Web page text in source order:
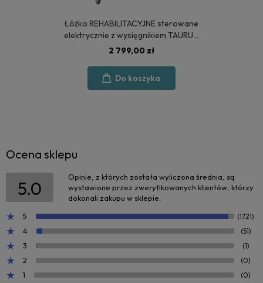
Łóżko REHABILITACYJNE sterowane
elektrycznie z wysięgnikiem TAURUS
2 - POLSKA PRODUKCJA
2 799,00 zł
Do koszyka
Ocena sklepu
5.0
Opinie, z których została wyliczona średnia, są
wystawione przez zweryfikowanych klientów, którzy
dokonali zakupu w sklepie.
5
(1721)
4 (51)
3 (1)
2 (0)
1 (0)